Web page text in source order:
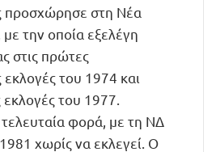
προσχώρησε στη Νέα
την οποία εξελέγη
στις πρώτες
εκλογές του 1974 και
εκλογές του 1977.
τελευταία φορά, με τη ΝΔ
χωρίς να εκλεγεί. Ο